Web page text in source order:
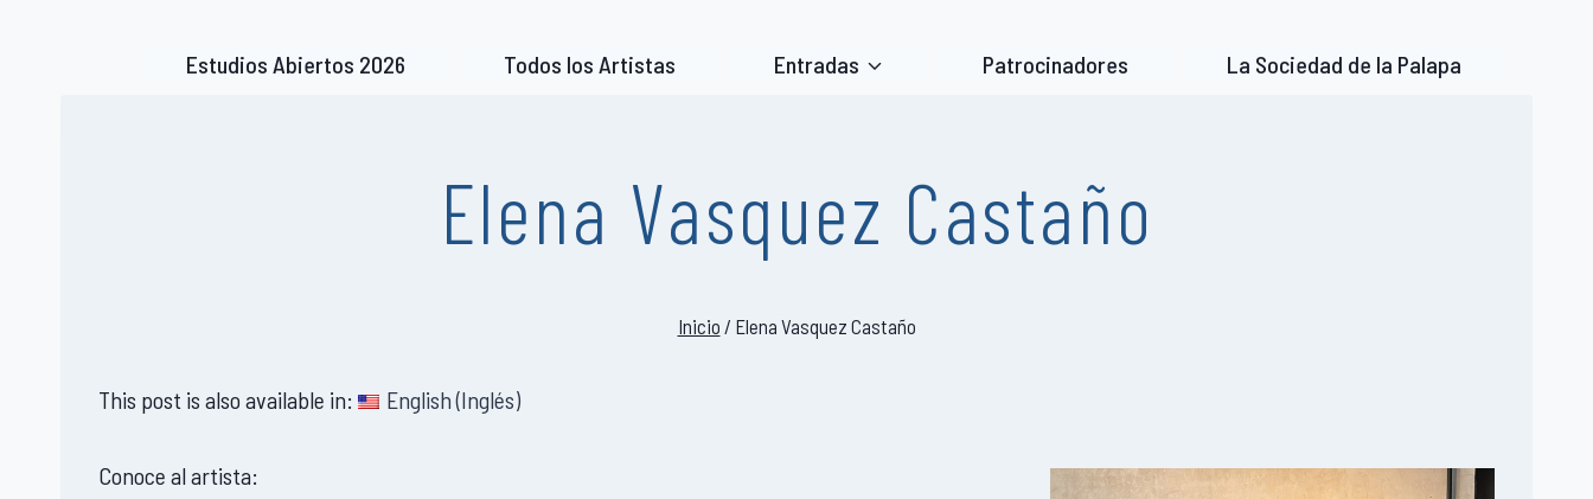
Estudios Abiertos 2026 Todos los Artistas Entradas Patrocinadores La Sociedad de la Palapa
Elena Vasquez Castaño
Inicio / Elena Vasquez Castaño
This post is also available in: English(Inglés)
Conoce al artista: